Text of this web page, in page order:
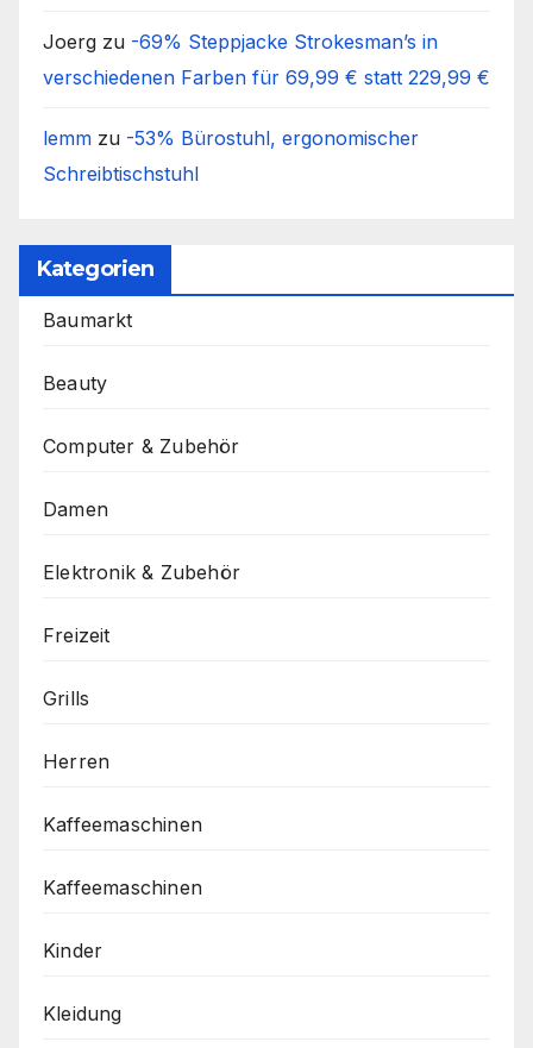
Joerg zu -69% Steppjacke Strokesman’s in
verschiedenen Farben für 69,99 € statt 229,99 €
lemm zu -53% Bürostuhl, ergonomischer
Schreibtischstuhl
Kategorien
Baumarkt
Beauty
Computer & Zubehör
Damen
Elektronik & Zubehör
Freizeit
Grills
Herren
Kaffeemaschinen
Kaffeemaschinen
Kinder
Kleidung